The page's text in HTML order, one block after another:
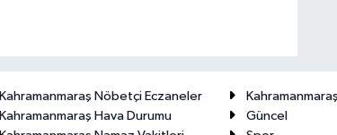
Kahramanmaraş Nöbetçi Eczaneler
Kahramanmaraş Hava Durumu
Kahramanmaraş
Güncel